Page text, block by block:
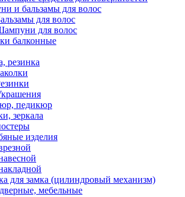
и бальзамы для волос
для волос
для волос
балконные
резинка
педикюр
зеркала
изделия
для замка (цилиндровый механизм)
мебельные